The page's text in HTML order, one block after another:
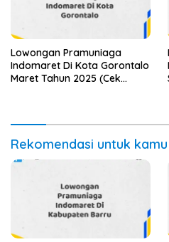
Lowongan Pramuniaga
Indomaret Di Kota Gorontalo
Maret Tahun 2025 (Cek
Rekomendasi untuk kamu